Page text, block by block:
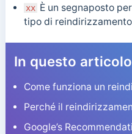
xx È un segnaposto
tipo di
In questo
Come funziona un
Perché il
Google’s